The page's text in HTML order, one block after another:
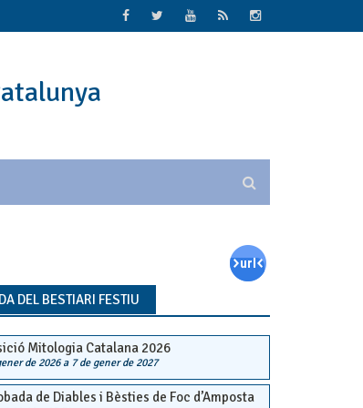
DEL BESTIARI FESTIU
Mitologia Catalana 2026
de 2026a 7 de gener de 2027
de Diables i Bèsties de Foc d’Amposta